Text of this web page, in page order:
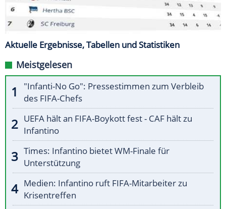
Aktuelle Ergebnisse, Tabellen und Statistiken
Meistgelesen
"Infanti-No Go": Pressestimmen zum Verbleib
des FIFA-Chefs
UEFA hält an FIFA-Boykott fest - CAF hält zu
Infantino
Times: Infantino bietet WM-Finale für
Unterstützung
Medien: Infantino ruft FIFA-Mitarbeiter zu
Krisentreffen